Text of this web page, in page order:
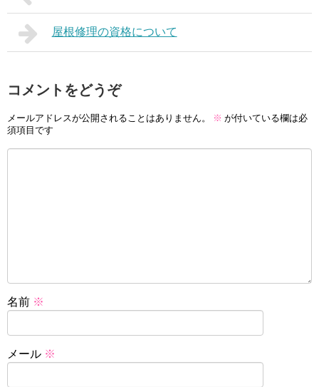
屋根修理の資格について
コメントをどうぞ
メールアドレスが公開されることはありません。 ※ が付いている欄は必
須項目です
名前 ※
メール ※